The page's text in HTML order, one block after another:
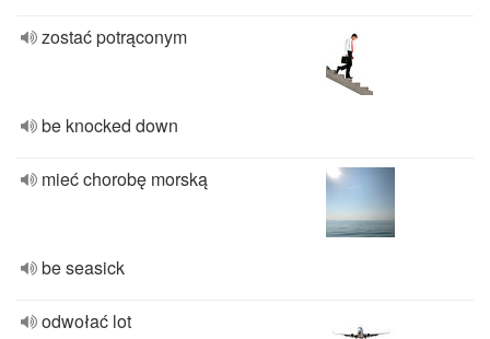
zostać potrąconym
be knocked down
mieć chorobę morską
be seasick
odwołać lot